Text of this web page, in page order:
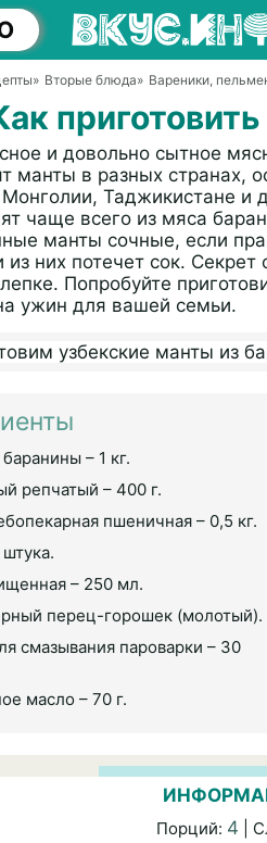
» Вторые блюда» Вареники,
и довольно сытное
манты в разных странах,
Монголии, Таджикистане и
чаще всего из мяса
манты сочные, если
из них потечет сок.
Попробуйте
ужин для вашей семьи.
– 1 кг.
репчатый – 400 г.
пшеничная – 0,5 кг.
– 250 мл.
перец-горошек (молотый).
смазывания пароварки – 30
масло – 70 г.
Порций: 4 |